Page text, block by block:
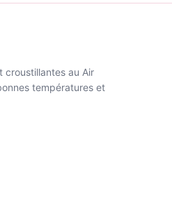
croustillantes au Air
températures et